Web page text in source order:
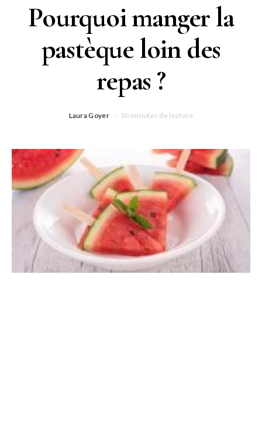
Pourquoi manger la
pastèque loin des
repas ?
Laura Goyer 10 minutes de lecture